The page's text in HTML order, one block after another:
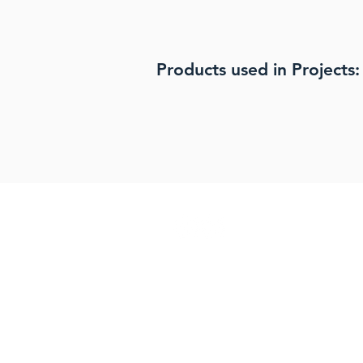
Products used in